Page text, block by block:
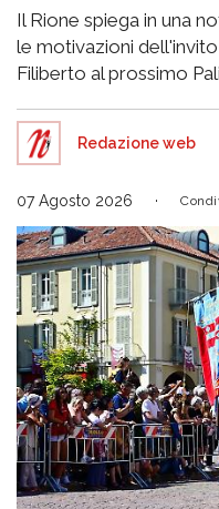
Il Rione spiega in una
le motivazioni
Filiberto al prossimo
Redazione web
07 Agosto 2026